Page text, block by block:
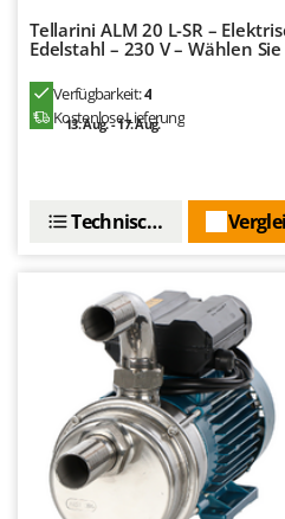
Schnitzer
Shark
Simatech
Smartwood
Smeg
Snapper
Solidur
Spice Electronics
Spiralmac
Tellarini ALM 20 L-SR –
Edelstahl – 230 V – Wählen
Verfügbarkeit:4
Kostenlose Lieferung
13. Aug. - 17. Aug.
Technische Daten